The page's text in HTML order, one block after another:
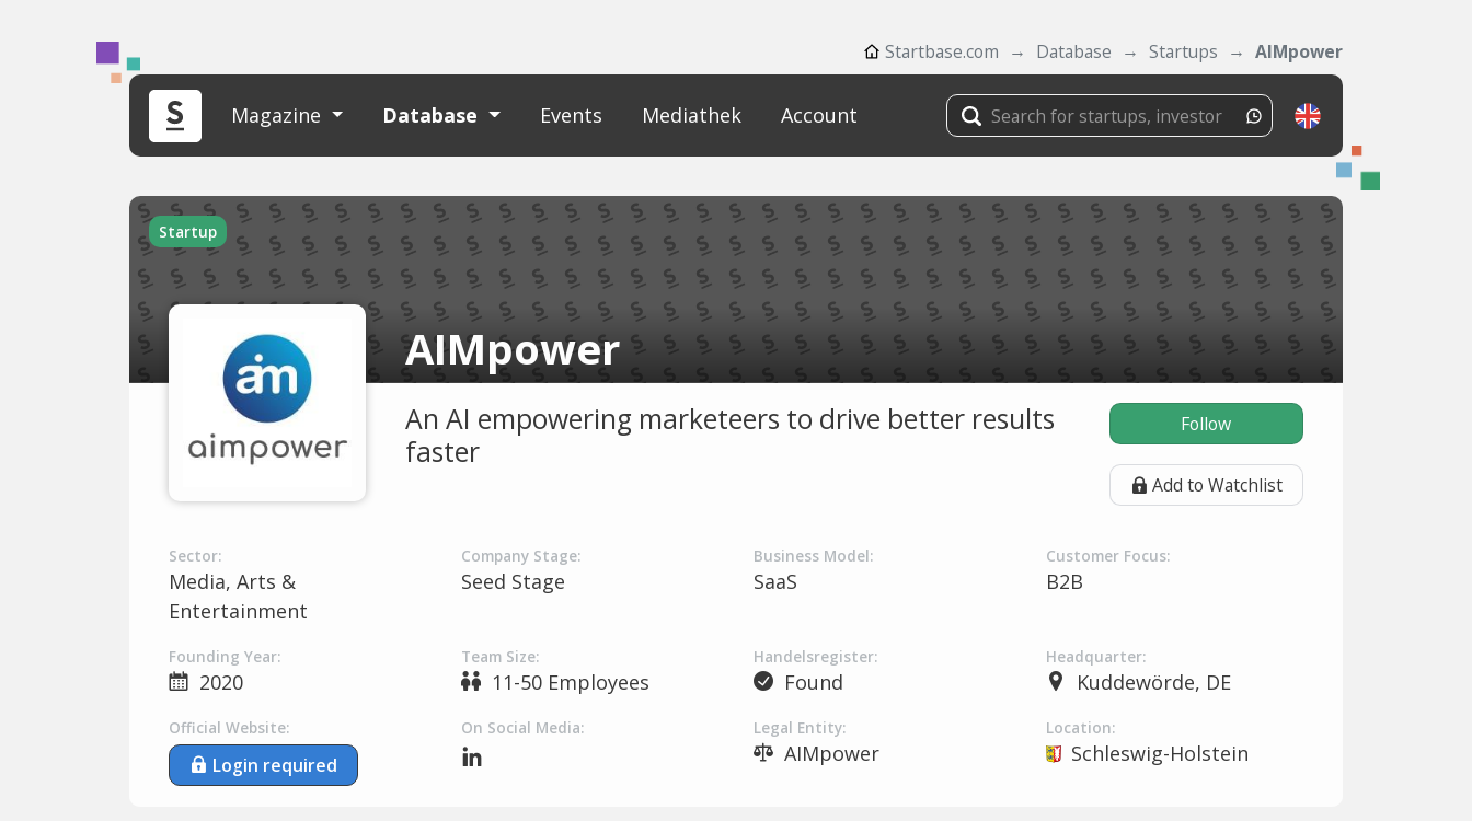
Startbase.com Database Startups AIMpower
Magazine Database Events Mediathek Account
Startup
AIMpower
An AI empowering marketeers to drive better results
faster
Follow
Add to Watchlist
Sector:
Media, Arts &
Entertainment
Company Stage:
Seed Stage
Business Model:
SaaS
Customer Focus:
B2B
Founding Year:
2020
Team Size:
11-50 Employees
Handelsregister:
Found
Headquarter:
Kuddewörde, DE
Official Website:
Login required
On Social Media: Legal Entity:
AIMpower
Location:
Schleswig-Holstein